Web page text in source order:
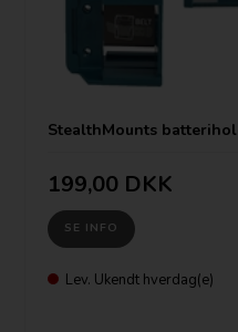
StealthMounts
199,00 DKK
SE INFO
Lev. Ukendt hverdag(e)